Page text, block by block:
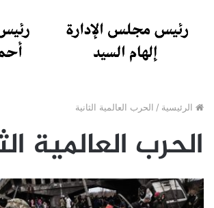
الرئيسية / الحرب العالمية الثانية
الحرب العالمية